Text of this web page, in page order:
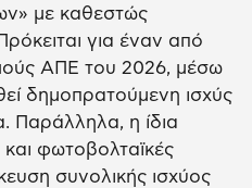
με καθεστώς
για έναν από
ΑΠΕ του 2026, μέσω
δημοπρατούμενη ισχύς
Παράλληλα, η ίδια
φωτοβολταϊκές
συνολικής ισχύος